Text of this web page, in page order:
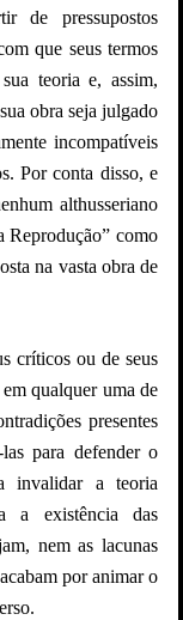
de pressupostos
que seus termos
teoria e, assim,
obra seja julgado
incompatíveis
Por conta disso, e
althusseriano
Reprodução” como
na vasta obra de
críticos ou de seus
qualquer uma de
presentes
para defender o
invalidar a teoria
a existência das
nem as lacunas
por animar o